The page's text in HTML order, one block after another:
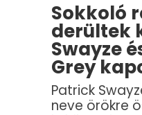
Sokkoló
derültek
Swayze
Grey
Patrick
neve örökre